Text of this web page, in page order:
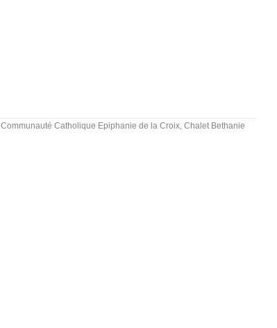
Communauté Catholique Epiphanie de la Croix, Chalet Bethanie